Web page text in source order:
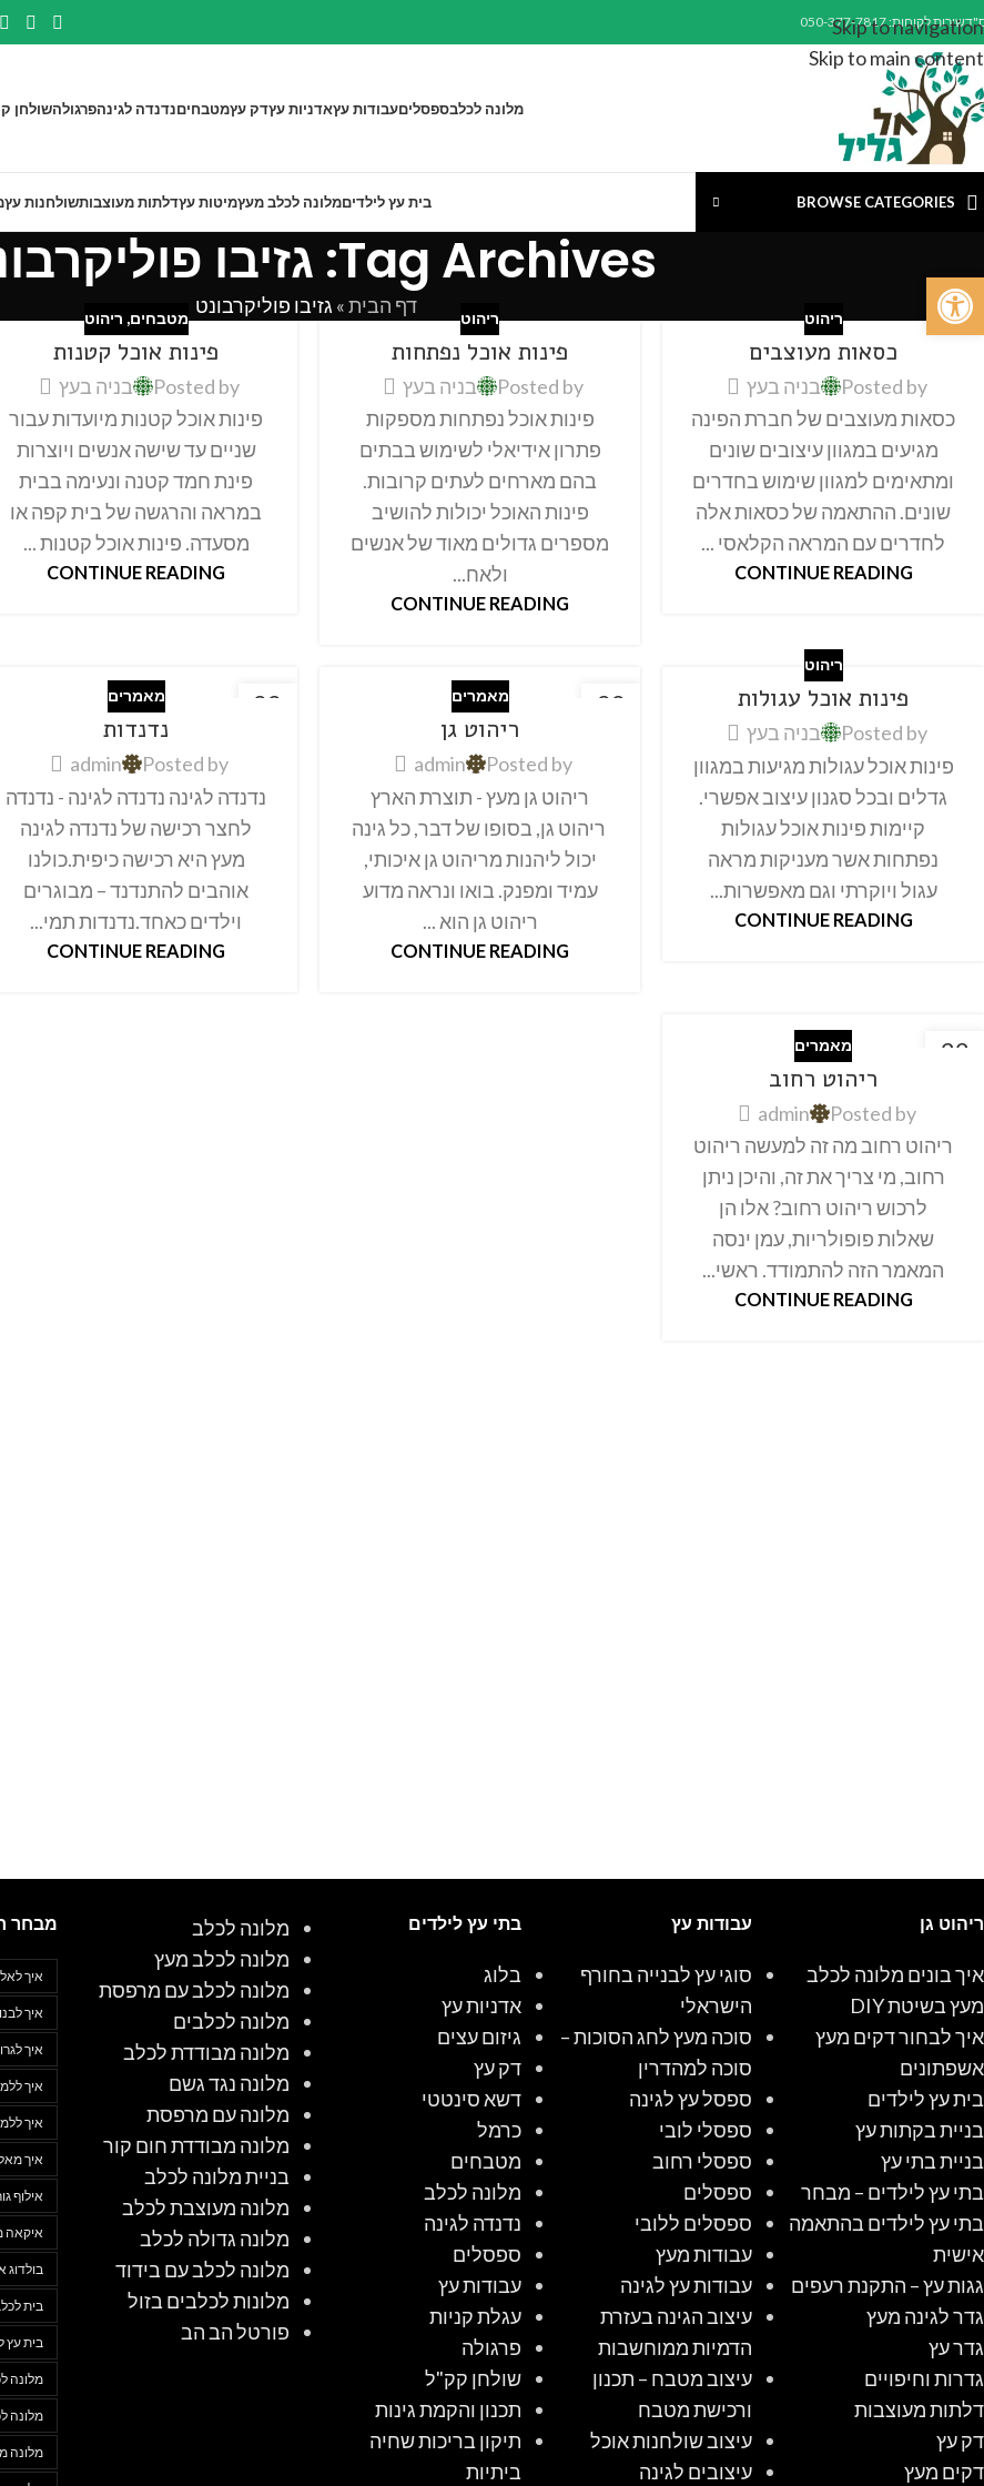
פתח סרגל נגישות
Skip to navigation
Skip to main content
שירות לקוחות: 050-377-7817
מלונה לכלבספסליםעבודות עץאדניות עץדק עץמטבחיםנדנדה לגינהפרגולהשולחן
BROWSE CATEGORIES בית עץ לילדיםמלונה לכלב מעץמיטות עץדלתות מעוצבותשולחנות עץ
Tag Archives: גזיבו פוליקרבונט
דף הבית» גזיבו פוליקרבונט
ריהוט
כסאות מעוצבים
Posted by
בניה בעץ
כסאות מעוצבים של חברת הפינה
מגיעים במגוון עיצובים שונים
ומתאימים למגוון שימוש בחדרים
שונים. ההתאמה של כסאות אלה
לחדרים עם המראה הקלאסי ...
CONTINUE READING
ריהוט
פינות אוכל נפתחות
Posted by
בניה בעץ
פינות אוכל נפתחות מספקות
פתרון אידיאלי לשימוש בבתים
בהם מארחים לעתים קרובות.
פינות האוכל יכולות להושיב
מספרים גדולים מאוד של אנשים
ולאח...
CONTINUE READING
מטבחים, ריהוט
פינות אוכל קטנות
Posted by
בניה בעץ
פינות אוכל קטנות מיועדות עבור
שניים עד שישה אנשים ויוצרות
פינת חמד קטנה ונעימה בבית
במראה והרגשה של בית קפה או
מסעדה. פינות אוכל קטנות ...
CONTINUE READING
ריהוט
פינות אוכל עגולות
Posted by
בניה בעץ
פינות אוכל עגולות מגיעות במגוון
גדלים ובכל סגנון עיצוב אפשרי.
קיימות פינות אוכל עגולות
נפתחות אשר מעניקות מראה
עגול ויוקרתי וגם מאפשרות...
CONTINUE READING
22 מאמרים
ריהוט גן
Posted by
admin
ריהוט גן מעץ - תוצרת הארץ
ריהוט גן, בסופו של דבר, כל גינה
יכול ליהנות מריהוט גן איכותי,
עמיד ומפנק. בואו ונראה מדוע
ריהוט גן הוא ...
CONTINUE READING
22 מאמרים
נדנדות
Posted by
admin
נדנדה לגינה נדנדה לגינה - נדנדה
לחצר רכישה של נדנדה לגינה
מעץ היא רכישה כיפית.כולנו
אוהבים להתנדנד – מבוגרים
וילדים כאחד.נדנדות תמי...
CONTINUE READING
22 מאמרים
ריהוט רחוב
Posted by
admin
ריהוט רחוב מה זה למעשה ריהוט
רחוב, מי צריך את זה, והיכן ניתן
לרכוש ריהוט רחוב? אלו הן
שאלות פופולריות, עמן ינסה
המאמר הזה להתמודד. ראשי...
CONTINUE READING
ריהוט גן
איך בונים מלונה לכלב
מעץ בשיטת DIY
איך לבחור דקים מעץ
אשפתונים
בית עץ לילדים
בניית בקתות עץ
בניית בתי עץ
בתי עץ לילדים – מבחר
בתי עץ לילדים בהתאמה
אישית
גגות עץ – התקנת רעפים
גדר לגינה מעץ
גדר עץ
גדרות וחיפויים
דלתות מעוצבות
דק עץ
דקים מעץ
עבודות עץ
סוגי עץ לבנייה בחורף
הישראלי
סוכה מעץ לחג הסוכות –
סוכה למהדרין
ספסל עץ לגינה
ספסלי לובי
ספסלי רחוב
ספסלים
ספסלים ללובי
עבודות מעץ
עבודות עץ לגינה
עיצוב הגינה בעזרת
הדמיות ממוחשבות
עיצוב מטבח – תכנון
ורכישת מטבח
עיצוב שולחנות אוכל
עיצובים לגינה
בתי עץ לילדים
בלוג
אדניות עץ
גיזום עצים
דק עץ
דשא סינטטי
כרמל
מטבחים
מלונה לכלב
נדנדה לגינה
ספסלים
עבודות עץ
עגלת קניות
פרגולה
שולחן קק"ל
תכנון והקמת גינות
תיקון בריכות שחיה
ביתיות
מלונה לכלב
מלונה לכלב מעץ
מלונה לכלב עם מרפסת
מלונה לכלבים
מלונה מבודדת לכלב
מלונה נגד גשם
מלונה עם מרפסת
מלונה מבודדת חום קור
בניית מלונה לכלב
מלונה מעוצבת לכלב
מלונה גדולה לכלב
מלונה לכלב עם בידוד
מלונות לכלבים בזול
פורטל הב הב
מבחר
איך
איך
איך
איך
איך
איך
אילוף
איקאה
בולדוג
בית
בית עץ
מלונה
מלונה
מלונה